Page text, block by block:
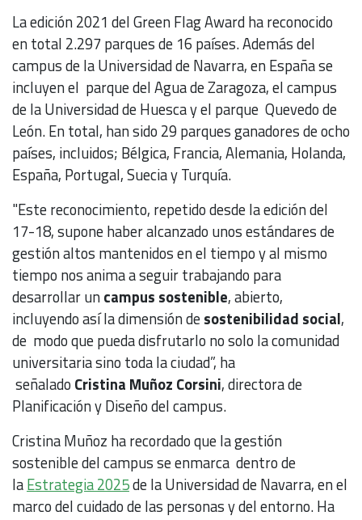
La edición 2021 del Green Flag Award ha reconocido
en total 2.297 parques de 16 países. Además del
campus de la Universidad de Navarra, en España se
incluyen el parque del Agua de Zaragoza, el campus
de la Universidad de Huesca y el parque Quevedo de
León. En total, han sido 29 parques ganadores de ocho
países, incluidos; Bélgica, Francia, Alemania, Holanda,
España, Portugal, Suecia y Turquía.
"Este reconocimiento, repetido desde la edición del
17-18, supone haber alcanzado unos estándares de
gestión altos mantenidos en el tiempo y al mismo
tiempo nos anima a seguir trabajando para
desarrollar uncampus sostenible, abierto,
incluyendo así la dimensión desostenibilidad social,
de modo que pueda disfrutarlo no solo la comunidad
universitaria sino toda la ciudad”, ha
señalado Cristina Muñoz Corsini, directora de
Planificación y Diseño del campus.
Cristina Muñoz ha recordado que la gestión
sostenible del campus se enmarca dentro de
laEstrategia 2025de la Universidad de Navarra, en el
marco del cuidado de las personas y del entorno. Ha